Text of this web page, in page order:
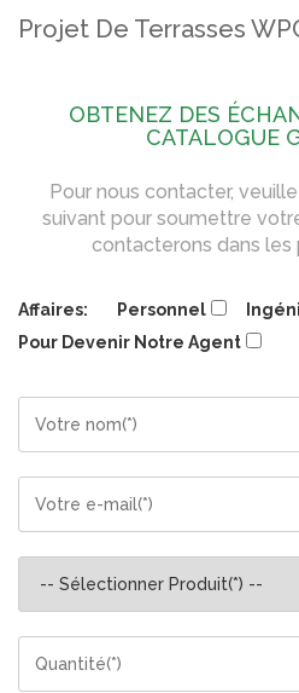
Projet De Terrasses
OBTENEZ DES
CATALOGUE
Pour nous contacter,
suivant pour soumettre
contacterons dans les
Affaires: Personnel
Pour Devenir Notre Agent